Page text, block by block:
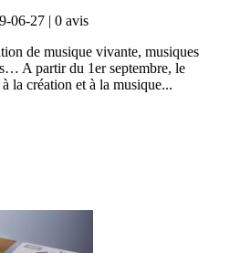
06-27 | 0 avis
de musique vivante, musiques
A partir du 1er septembre, le
la création et à la musique...